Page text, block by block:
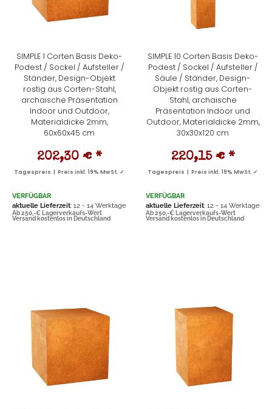
SIMPLE 1 Corten Basis Deko-
Podest / Sockel / Aufsteller /
Ständer, Design-Objekt
rostig aus Corten-Stahl,
archaische Präsentation
Indoor und Outdoor,
Materialdicke 2mm,
60x60x45 cm
202,30 € *
Tagespreis | Preis inkl. 19% MwSt. ✓
VERFÜGBAR
aktuelle Lieferzeit: 12 - 14 Werktage
Ab 250,-€ Lagerverkaufs-Wert
Versand kostenlos in Deutschland
SIMPLE 10 Corten Basis Deko-
Podest / Sockel / Aufsteller /
Säule / Ständer, Design-
Objekt rostig aus Corten-
Stahl, archaische
Präsentation Indoor und
Outdoor, Materialdicke 2mm,
30x30x120 cm
220,15 € *
Tagespreis | Preis inkl. 19% MwSt. ✓
VERFÜGBAR
aktuelle Lieferzeit: 12 - 14 Werktage
Ab 250,-€ Lagerverkaufs-Wert
Versand kostenlos in Deutschland